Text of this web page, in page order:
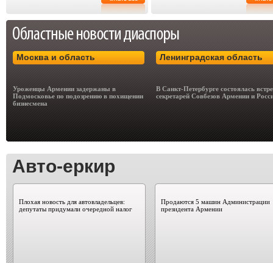
Москва и область
Уроженцы Армении задержаны в
Подмосковье по подозрению в похищении
бизнесмена
Ленинградская область
В Санкт-Петербурге состоялась
секретарей Совбезов Армении и
Авто-еркир
Плохая новость для автовладельцев:
депутаты придумали очередной налог
Продаются 5 машин Администрации
президента Армении